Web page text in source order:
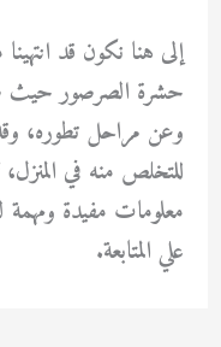
إلى هنا نكون قد
حشرة الصرصورحيث
وعن مراحل تطوره،
للتخلص منه في
معلومات مفيدة
علي المتابعة.